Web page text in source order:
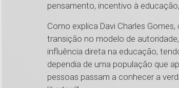
pensamento, incentivo à
Como explica Davi Charles
transição no modelo de
influência direta na educação,
dependia de uma população que
pessoas passam a conhecer a